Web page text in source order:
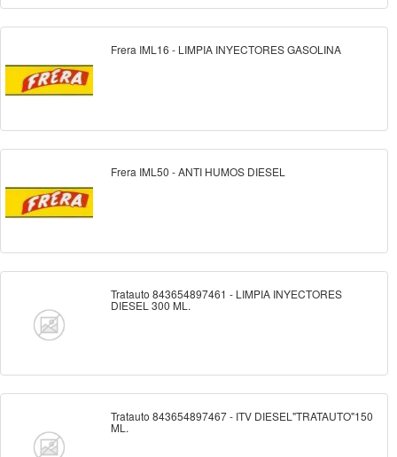
Frera IML16 - LIMPIA INYECTORES GASOLINA
Frera IML50 - ANTI HUMOS DIESEL
Tratauto 843654897461 - LIMPIA INYECTORES
DIESEL 300 ML.
Tratauto 843654897467 - ITV DIESEL"TRATAUTO"150
ML.